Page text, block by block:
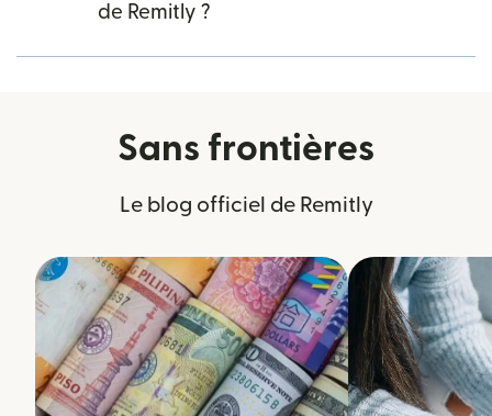
de Remitly ?
Sans frontières
Le blog officiel de Remitly